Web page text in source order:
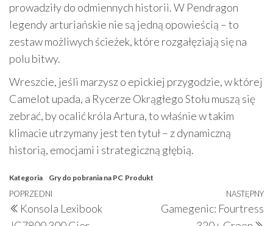
prowadziły do odmiennych historii. W Pendragon
legendy arturiańskie nie są jedną opowieścią – to
zestaw możliwych ścieżek, które rozgałęziają się na
polu bitwy.
Wreszcie, jeśli marzysz o epickiej przygodzie, w której
Camelot upada, a Rycerze Okrągłego Stołu muszą się
zebrać, by ocalić króla Artura, to właśnie w takim
klimacie utrzymany jest ten tytuł – z dynamiczną
historią, emocjami i strategiczną głębią.
Kategoria Gry do pobrania na PC Produkt
Nawigacja
wpisu
Poprzedni
wpis
POPRZEDNI
Konsola Lexibook
NASTĘPNY
Gamegenic: Fourtress